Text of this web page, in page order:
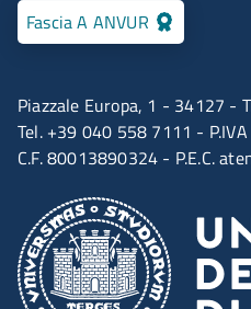
Piazzale Europa, 1 - 34127
Tel. +39 040 558 7111 -
C.F. 80013890324 - P.E.C.
Fascia A ANVUR